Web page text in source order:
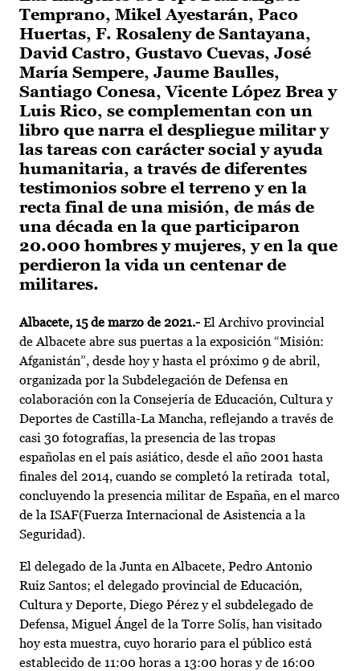
Temprano, Mikel Ayestarán, Paco
Huertas, F. Rosaleny de Santayana,
David Castro, Gustavo Cuevas, José
María Sempere, Jaume Baulles,
Santiago Conesa, Vicente López Brea y
Luis Rico, se complementan con un
libro que narra el despliegue militar y
las tareas con carácter social y ayuda
humanitaria, a través de diferentes
testimonios sobre el terreno y en la
recta final de una misión, de más de
una década en la que participaron
20.000 hombres y mujeres, y en la que
perdieron la vida un centenar de
militares.
Albacete, 15 de marzo de 2021.- El Archivo provincial
de Albacete abre sus puertas a la exposición “Misión:
Afganistán”, desde hoy y hasta el próximo 9 de abril,
organizada por la Subdelegación de Defensa en
colaboración con la Consejería de Educación, Cultura y
Deportes de Castilla-La Mancha, reflejando a través de
casi 30 fotografías, la presencia de las tropas
españolas en el país asiático, desde el año 2001 hasta
finales del 2014, cuando se completó la retirada total,
concluyendo la presencia militar de España, en el marco
de la ISAF(Fuerza Internacional de Asistencia a la
Seguridad).
El delegado de la Junta en Albacete, Pedro Antonio
Ruiz Santos; el delegado provincial de Educación,
Cultura y Deporte, Diego Pérez y el subdelegado de
Defensa, Miguel Ángel de la Torre Solís, han visitado
hoy esta muestra, cuyo horario para el público está
establecido de 11:00 horas a 13:00 horas y de 16:00